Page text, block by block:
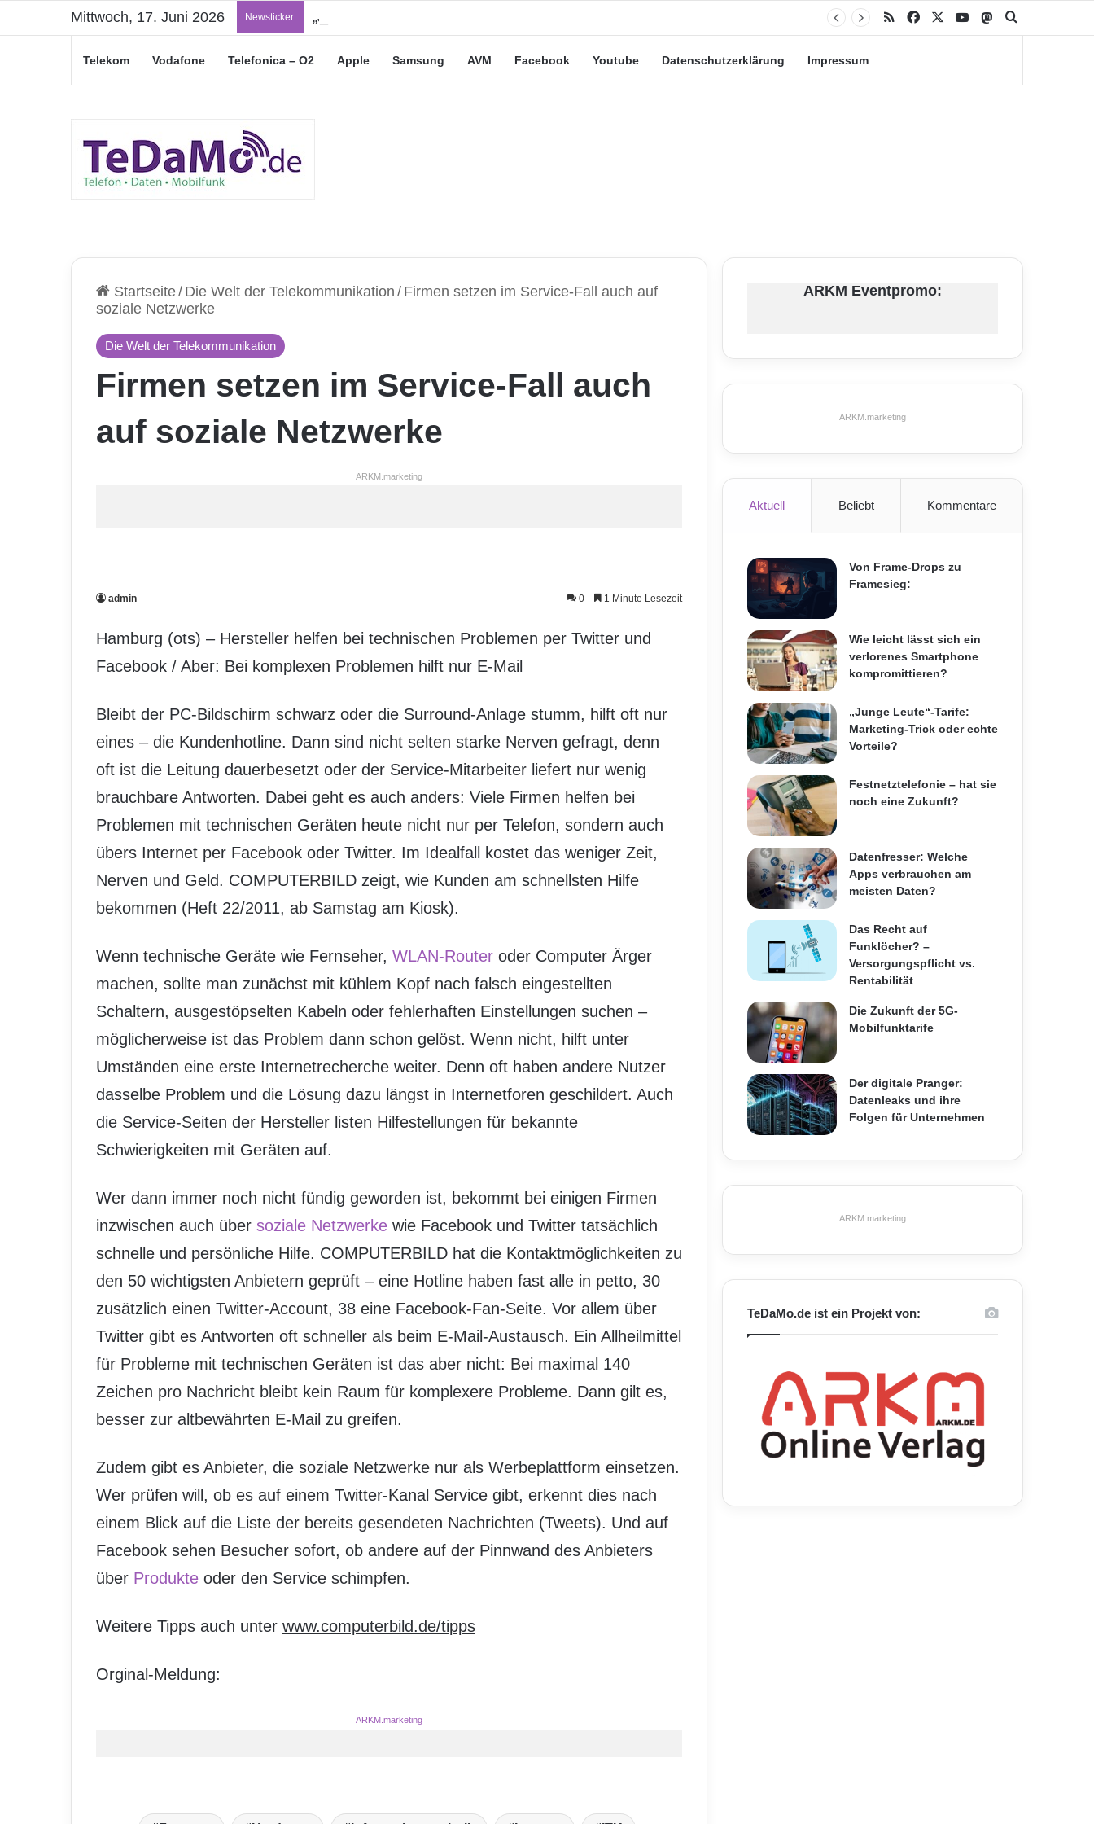
Mittwoch, 17. Juni 2026 Newsticker: „Junge Leute“-Tarife: Marketing-Trick oder echte Vorteile? RSS Facebook YouTubeMastodon
Telekom Vodafone Telefonica – O2 Apple Samsung AVM Facebook Youtube Datenschutzerklärung Impressum
Startseite/ Die Welt der Telekommunikation / Firmen setzen im Service-Fall auch auf
soziale Netzwerke
Die Welt der Telekommunikation
Firmen setzen im Service-Fall auch
auf soziale Netzwerke
ARKM.marketing
admin 0 1 Minute Lesezeit
Hamburg (ots) – Hersteller helfen bei technischen Problemen per Twitter und
Facebook / Aber: Bei komplexen Problemen hilft nur E-Mail
Bleibt der PC-Bildschirm schwarz oder die Surround-Anlage stumm, hilft oft nur
eines – die Kundenhotline. Dann sind nicht selten starke Nerven gefragt, denn
oft ist die Leitung dauerbesetzt oder der Service-Mitarbeiter liefert nur wenig
brauchbare Antworten. Dabei geht es auch anders: Viele Firmen helfen bei
Problemen mit technischen Geräten heute nicht nur per Telefon, sondern auch
übers Internet per Facebook oder Twitter. Im Idealfall kostet das weniger Zeit,
Nerven und Geld. COMPUTERBILD zeigt, wie Kunden am schnellsten Hilfe
bekommen (Heft 22/2011, ab Samstag am Kiosk).
Wenn technische Geräte wie Fernseher, WLAN-Router oder Computer Ärger
machen, sollte man zunächst mit kühlem Kopf nach falsch eingestellten
Schaltern, ausgestöpselten Kabeln oder fehlerhaften Einstellungen suchen –
möglicherweise ist das Problem dann schon gelöst. Wenn nicht, hilft unter
Umständen eine erste Internetrecherche weiter. Denn oft haben andere Nutzer
dasselbe Problem und die Lösung dazu längst in Internetforen geschildert. Auch
die Service-Seiten der Hersteller listen Hilfestellungen für bekannte
Schwierigkeiten mit Geräten auf.
Wer dann immer noch nicht fündig geworden ist, bekommt bei einigen Firmen
inzwischen auch über soziale Netzwerke wie Facebook und Twitter tatsächlich
schnelle und persönliche Hilfe. COMPUTERBILD hat die Kontaktmöglichkeiten zu
den 50 wichtigsten Anbietern geprüft – eine Hotline haben fast alle in petto, 30
zusätzlich einen Twitter-Account, 38 eine Facebook-Fan-Seite. Vor allem über
Twitter gibt es Antworten oft schneller als beim E-Mail-Austausch. Ein Allheilmittel
für Probleme mit technischen Geräten ist das aber nicht: Bei maximal 140
Zeichen pro Nachricht bleibt kein Raum für komplexere Probleme. Dann gilt es,
besser zur altbewährten E-Mail zu greifen.
Zudem gibt es Anbieter, die soziale Netzwerke nur als Werbeplattform einsetzen.
Wer prüfen will, ob es auf einem Twitter-Kanal Service gibt, erkennt dies nach
einem Blick auf die Liste der bereits gesendeten Nachrichten (Tweets). Und auf
Facebook sehen Besucher sofort, ob andere auf der Pinnwand des Anbieters
über Produkte oder den Service schimpfen.
Weitere Tipps auch unter www.computerbild.de/tipps
Orginal-Meldung:
ARKM.marketing
ARKM Eventpromo:
ARKM.marketing
Aktuell Beliebt Kommentare
Von Frame-Drops zu
Framesieg:
Wie leicht lässt sich ein
verlorenes Smartphone
kompromittieren?
„Junge Leute“-Tarife:
Marketing-Trick oder echte
Vorteile?
Festnetztelefonie – hat sie
noch eine Zukunft?
Datenfresser: Welche
Apps verbrauchen am
meisten Daten?
Das Recht auf
Funklöcher? –
Versorgungspflicht vs.
Rentabilität
Die Zukunft der 5G-
Mobilfunktarife
Der digitale Pranger:
Datenleaks und ihre
Folgen für Unternehmen
ARKM.marketing
TeDaMo.de ist ein Projekt von: